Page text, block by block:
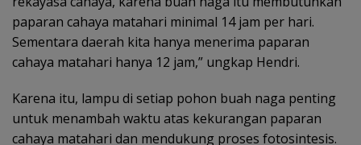
paparan cahaya matahari minimal 14 jam per hari.
Sementara daerah kita hanya menerima paparan
cahaya matahari hanya 12 jam,” ungkap Hendri.
Karena itu, lampu di setiap pohon buah naga penting
untuk menambah waktu atas kekurangan paparan
cahaya matahari dan mendukung proses fotosintesis.